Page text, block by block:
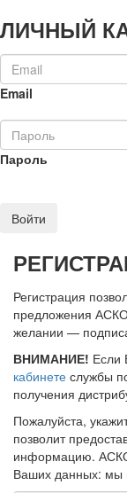
ЛИЧНЫЙ
Email
Пароль
Войти
Регистрация
предложения
желании —
ВНИМАНИЕ! Если
кабинете службы
получения
Пожалуйста,
позволит
информацию.
Ваших данных: мы